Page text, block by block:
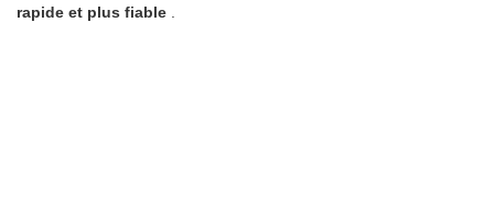
rapide et plus fiable .